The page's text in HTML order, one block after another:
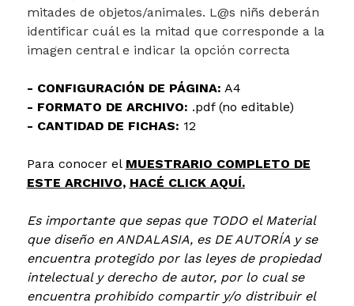
mitades de objetos/animales. L@s niñs deberán
identificar cuál es la mitad que corresponde a la
imagen central e indicar la opción correcta
- CONFIGURACIÓN DE PÁGINA: A4
- FORMATO DE ARCHIVO: .pdf (no editable)
- CANTIDAD DE FICHAS: 12
Para conocer el MUESTRARIO COMPLETO DE
ESTE ARCHIVO, HACÉ CLICK AQUÍ.
Es importante que sepas que TODO el Material
que diseño en ANDALASIA, es DE AUTORÍA y se
encuentra protegido por las leyes de propiedad
intelectual y derecho de autor, por lo cual se
encuentra prohibido compartir y/o distribuir el